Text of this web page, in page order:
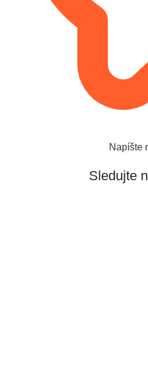
Napíšte
Sledujte